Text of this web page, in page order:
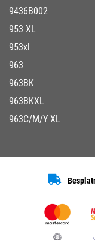
9436B002
953 XL
953xl
963
963BK
963BKXL
963C/M/Y XL